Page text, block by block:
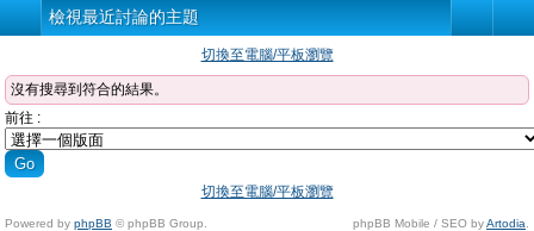
檢視最近討論的主題
切換至電腦/平板瀏覽
沒有搜尋到符合的結果。
前往 :
切換至電腦/平板瀏覽
Powered by phpBB © phpBB Group. phpBB Mobile / SEO byArtodia